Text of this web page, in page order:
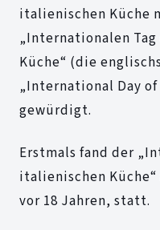
italienischen Küche
„Internationalen
Küche“ (die
„International Day
gewürdigt.
Erstmals fand der
italienischen Küche“
vor 18 Jahren, statt.